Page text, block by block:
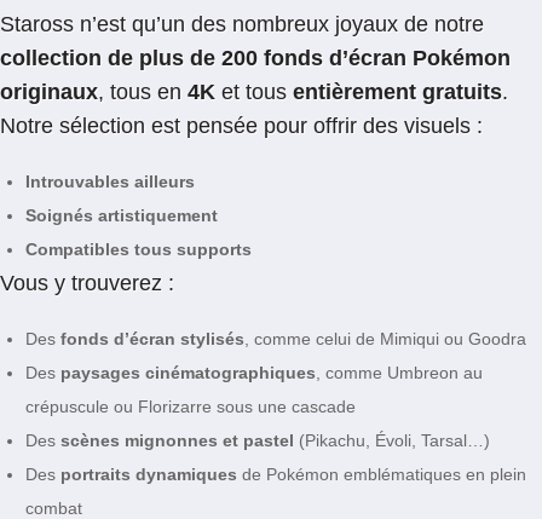
Staross n’est qu’un des nombreux joyaux de notre
collection de plus de 200 fonds d’écran Pokémon
originaux, tous en 4K et tous entièrement gratuits.
Notre sélection est pensée pour offrir des visuels :
Introuvables ailleurs
Soignés artistiquement
Compatibles tous supports
Vous y trouverez :
Des fonds d’écran stylisés , comme celui de Mimiqui ou Goodra
Des paysages cinématographiques , comme Umbreon au
crépuscule ou Florizarre sous une cascade
Des scènes mignonnes et pastel (Pikachu, Évoli, Tarsal…)
Des portraits dynamiques de Pokémon emblématiques en plein
combat